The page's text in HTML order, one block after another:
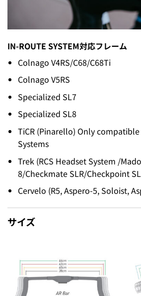
IN-ROUTE SYSTEM対応フレーム
Colnago V4RS/C68/C68Ti
Colnago V5RS
Specialized SL7
Specialized SL8
TiCR (Pinarello) Only
Systems
Trek (RCS Headset System /
8/Checkmate SLR/Checkpoint
Cervelo (R5, Aspero-5, Soloist,
サイズ